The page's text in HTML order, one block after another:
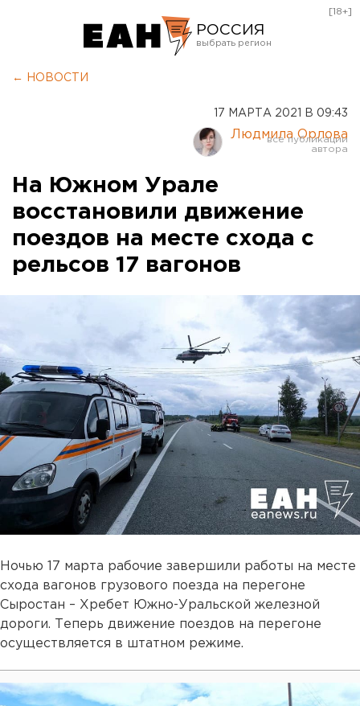
РОССИЯ
Курган
Оренбург
[18+]
← НОВОСТИ
17 МАРТА 2021 В 09:43
Людмила Орлова
На Южном Урале
восстановили движение
поездов на месте схода с
рельсов 17 вагонов
Ночью 17 марта рабочие завершили работы на месте
схода вагонов грузового поезда на перегоне
Сыростан – Хребет Южно-Уральской железной
дороги. Теперь движение поездов на перегоне
осуществляется в штатном режиме.